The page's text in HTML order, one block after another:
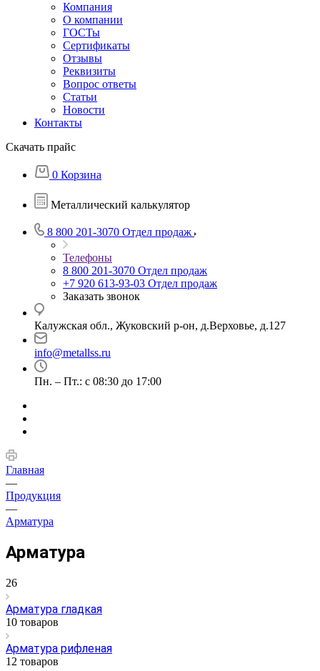
Компания
О компании
ГОСТы
Сертификаты
Отзывы
Реквизиты
Вопрос ответы
Статьи
Новости
Контакты
Скачать прайс
0 Корзина
Металлический калькулятор
8 800 201-3070 Отдел продаж
Телефоны
8 800 201-3070 Отдел продаж
+7 920 613-93-03 Отдел продаж
Заказать звонок
Калужская обл., Жуковский р-он, д.Верховье, д.127
info@metallss.ru
Пн. – Пт.: с 08:30 до 17:00
Главная
—
Продукция
—
Арматура
Арматура
26
Арматура гладкая
10 товаров
Арматура рифленая
12 товаров